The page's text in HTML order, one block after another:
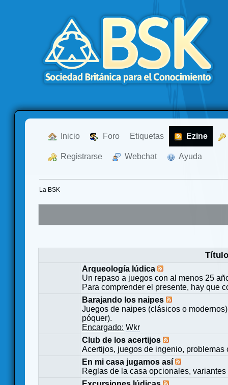
Inicio Foro Etiquetas Ezine
Registrarse Webchat Ayuda
La BSK
Título
Arqueología lúdica
Un repaso a juegos con al menos 25
Para comprender el presente, hay que
Barajando los naipes
Juegos de naipes (clásicos o
póquer).
Encargado: Wkr
Club de los acertijos
Acertijos, juegos de ingenio,
En mi casa jugamos así
Reglas de la casa opcionales,